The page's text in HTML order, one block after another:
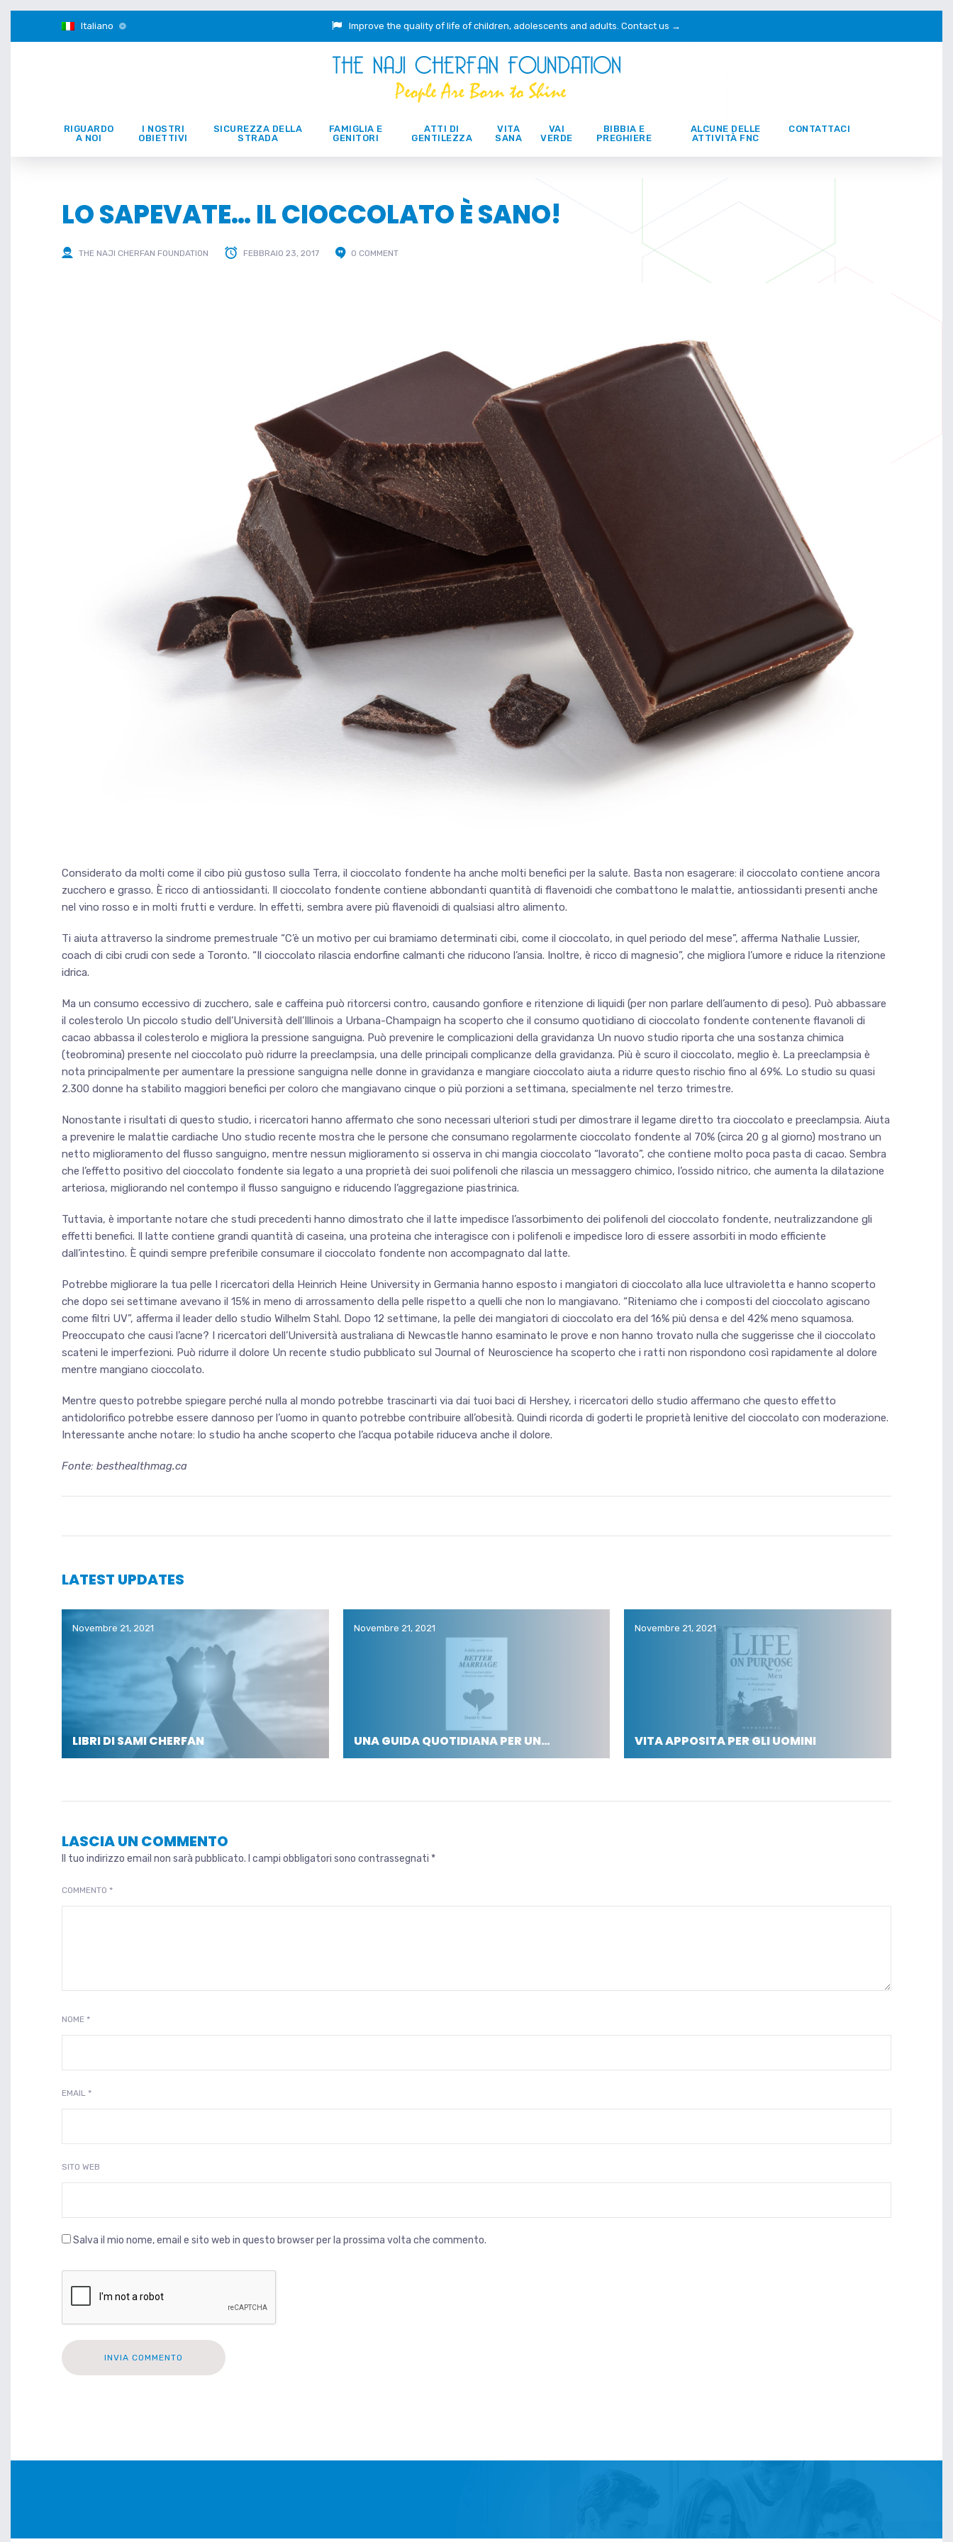
Italiano Improve the quality of life of children, adolescents and adults.Contact us →
RIGUARDO
A NOI
I NOSTRI
OBIETTIVI
SICUREZZA DELLA
STRADA
FAMIGLIA E
GENITORI
ATTI DI
GENTILEZZA
VITA
SANA
VAI
VERDE
BIBBIA E
PREGHIERE
ALCUNE DELLE
ATTIVITÀ FNC
CONTATTACI
LO SAPEVATE… IL CIOCCOLATO È SANO!
THE NAJI CHERFAN FOUNDATION FEBBRAIO 23, 2017 0 COMMENT
Considerato da molti come il cibo più gustoso sulla Terra, il cioccolato fondente ha anche molti benefici per la salute. Basta non esagerare: il cioccolato contiene ancora
zucchero e grasso. È ricco di antiossidanti. Il cioccolato fondente contiene abbondanti quantità di flavenoidi che combattono le malattie, antiossidanti presenti anche
nel vino rosso e in molti frutti e verdure. In effetti, sembra avere più flavenoidi di qualsiasi altro alimento.
Ti aiuta attraverso la sindrome premestruale “C’è un motivo per cui bramiamo determinati cibi, come il cioccolato, in quel periodo del mese”, afferma Nathalie Lussier,
coach di cibi crudi con sede a Toronto. “Il cioccolato rilascia endorfine calmanti che riducono l’ansia. Inoltre, è ricco di magnesio”, che migliora l’umore e riduce la ritenzione
idrica.
Ma un consumo eccessivo di zucchero, sale e caffeina può ritorcersi contro, causando gonfiore e ritenzione di liquidi (per non parlare dell’aumento di peso). Può abbassare
il colesterolo Un piccolo studio dell’Università dell’Illinois a Urbana-Champaign ha scoperto che il consumo quotidiano di cioccolato fondente contenente flavanoli di
cacao abbassa il colesterolo e migliora la pressione sanguigna. Può prevenire le complicazioni della gravidanza Un nuovo studio riporta che una sostanza chimica
(teobromina) presente nel cioccolato può ridurre la preeclampsia, una delle principali complicanze della gravidanza. Più è scuro il cioccolato, meglio è. La preeclampsia è
nota principalmente per aumentare la pressione sanguigna nelle donne in gravidanza e mangiare cioccolato aiuta a ridurre questo rischio fino al 69%. Lo studio su quasi
2.300 donne ha stabilito maggiori benefici per coloro che mangiavano cinque o più porzioni a settimana, specialmente nel terzo trimestre.
Nonostante i risultati di questo studio, i ricercatori hanno affermato che sono necessari ulteriori studi per dimostrare il legame diretto tra cioccolato e preeclampsia. Aiuta
a prevenire le malattie cardiache Uno studio recente mostra che le persone che consumano regolarmente cioccolato fondente al 70% (circa 20 g al giorno) mostrano un
netto miglioramento del flusso sanguigno, mentre nessun miglioramento si osserva in chi mangia cioccolato “lavorato”, che contiene molto poca pasta di cacao. Sembra
che l’effetto positivo del cioccolato fondente sia legato a una proprietà dei suoi polifenoli che rilascia un messaggero chimico, l’ossido nitrico, che aumenta la dilatazione
arteriosa, migliorando nel contempo il flusso sanguigno e riducendo l’aggregazione piastrinica.
Tuttavia, è importante notare che studi precedenti hanno dimostrato che il latte impedisce l’assorbimento dei polifenoli del cioccolato fondente, neutralizzandone gli
effetti benefici. Il latte contiene grandi quantità di caseina, una proteina che interagisce con i polifenoli e impedisce loro di essere assorbiti in modo efficiente
dall’intestino. È quindi sempre preferibile consumare il cioccolato fondente non accompagnato dal latte.
Potrebbe migliorare la tua pelle I ricercatori della Heinrich Heine University in Germania hanno esposto i mangiatori di cioccolato alla luce ultravioletta e hanno scoperto
che dopo sei settimane avevano il 15% in meno di arrossamento della pelle rispetto a quelli che non lo mangiavano. “Riteniamo che i composti del cioccolato agiscano
come filtri UV”, afferma il leader dello studio Wilhelm Stahl. Dopo 12 settimane, la pelle dei mangiatori di cioccolato era del 16% più densa e del 42% meno squamosa.
Preoccupato che causi l’acne? I ricercatori dell’Università australiana di Newcastle hanno esaminato le prove e non hanno trovato nulla che suggerisse che il cioccolato
scateni le imperfezioni. Può ridurre il dolore Un recente studio pubblicato sul Journal of Neuroscience ha scoperto che i ratti non rispondono così rapidamente al dolore
mentre mangiano cioccolato.
Mentre questo potrebbe spiegare perché nulla al mondo potrebbe trascinarti via dai tuoi baci di Hershey, i ricercatori dello studio affermano che questo effetto
antidolorifico potrebbe essere dannoso per l’uomo in quanto potrebbe contribuire all’obesità. Quindi ricorda di goderti le proprietà lenitive del cioccolato con moderazione.
Interessante anche notare: lo studio ha anche scoperto che l’acqua potabile riduceva anche il dolore.
Fonte: besthealthmag.ca
LATEST UPDATES
Novembre 21, 2021
LIBRI DI SAMI CHERFAN
Novembre 21, 2021
UNA GUIDA QUOTIDIANA PER UN…
Novembre 21, 2021
VITA APPOSITA PER GLI UOMINI
LASCIA UN COMMENTO
Il tuo indirizzo email non sarà pubblicato. I campi obbligatori sono contrassegnati *
COMMENTO *
NOME *
EMAIL *
SITO WEB
Salva il mio nome, email e sito web in questo browser per la prossima volta che commento.